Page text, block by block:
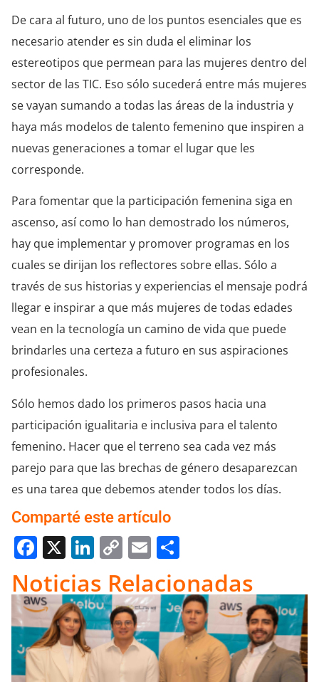
De cara al futuro, uno de los puntos esenciales que es
necesario atender es sin duda el eliminar los
estereotipos que permean para las mujeres dentro del
sector de las TIC. Eso sólo sucederá entre más mujeres
se vayan sumando a todas las áreas de la industria y
haya más modelos de talento femenino que inspiren a
nuevas generaciones a tomar el lugar que les
corresponde.
Para fomentar que la participación femenina siga en
ascenso, así como lo han demostrado los números,
hay que implementar y promover programas en los
cuales se dirijan los reflectores sobre ellas. Sólo a
través de sus historias y experiencias el mensaje podrá
llegar e inspirar a que más mujeres de todas edades
vean en la tecnología un camino de vida que puede
brindarles una certeza a futuro en sus aspiraciones
profesionales.
Sólo hemos dado los primeros pasos hacia una
participación igualitaria e inclusiva para el talento
femenino. Hacer que el terreno sea cada vez más
parejo para que las brechas de género desaparezcan
es una tarea que debemos atender todos los días.
Comparté este artículo
Facebook
X LinkedIn
Copy
Link
Email
Noticias Relacionadas